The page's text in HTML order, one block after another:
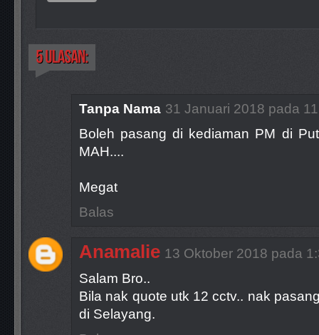
Tanpa Nama 31 Januari 2018 pada
Boleh pasang di kediaman PM di
MAH....
Megat
Balas
Anamalie 13 Oktober 2018 pada
Salam Bro..
Bila nak quote utk 12 cctv.. nak
di Selayang.